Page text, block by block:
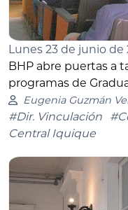
Lunes 23 de junio de
BHP abre puertas a
programas de
Eugenia Guzmán
#Dir. Vinculación
Central Iquique